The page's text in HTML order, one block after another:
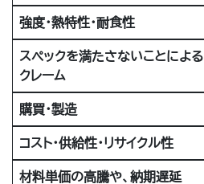
強度・熱特性・耐食性
スペックを満たさないことによる
クレーム
購買・製造
コスト・供給性・リサイクル性
材料単価の高騰や、納期遅延